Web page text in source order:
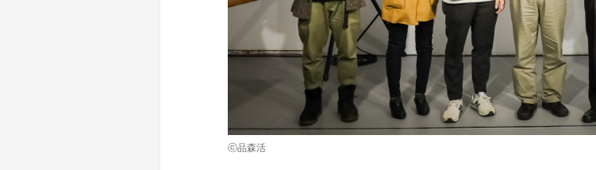
ⓒ品森活